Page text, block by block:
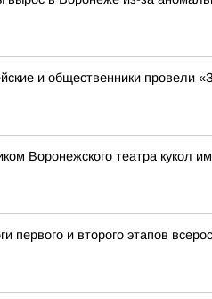
и общественники провели
Воронежского театра
первого и второго этапов